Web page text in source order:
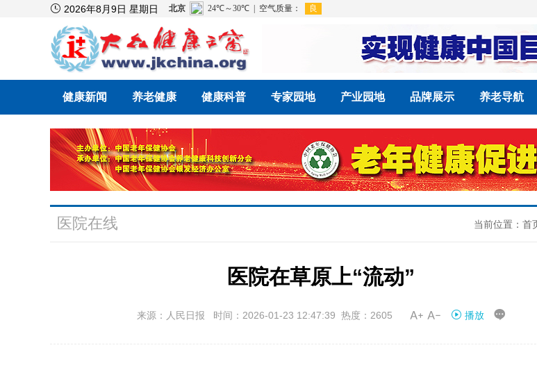
 2026年8月9日 星期日
健康新闻 养老健康 健康科普 专家园地 产业园地 品牌展示 养老导航
医院在线 当前位置： 首
医院在草原上“流动”
来源：人民日报 时间：2026-01-23 12:47:39 热度：2605  播放 